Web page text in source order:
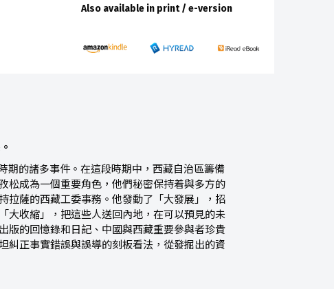
Also available in print / e-version
期的諸多事件。在這段時期中，西藏自治區籌備
松成為一個重要角色，他們秘密保持着與多方的
拉薩的西藏工委事務。他發動了「大發展」，招
大收縮」，把這些人送回內地，在可以預見的未
版的回憶錄和日記、中國與西藏重要參與者珍貴
糾正事實錯誤與誤導的刻板看法，從發掘出的資